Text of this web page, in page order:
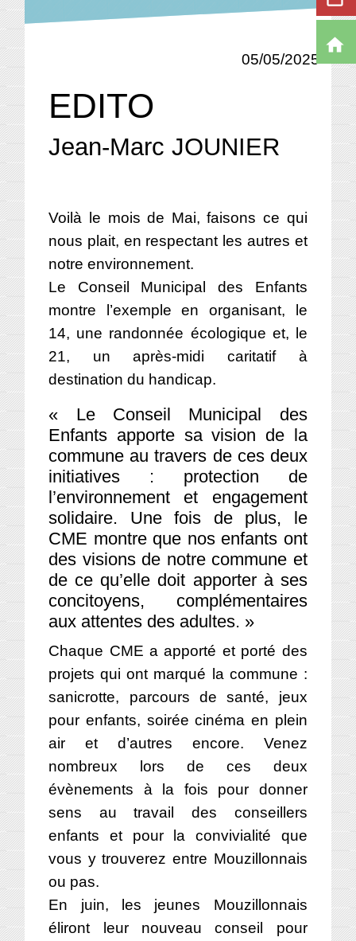
05/05/2025
EDITO
Jean-Marc JOUNIER
Voilà le mois de Mai, faisons ce qui
nous plait, en respectant les autres et
notre environnement.
Le Conseil Municipal des Enfants
montre l’exemple en organisant, le
14, une randonnée écologique et, le
21, un après-midi caritatif à
destination du handicap.
« Le Conseil Municipal des
Enfants apporte sa vision de la
commune au travers de ces deux
initiatives : protection de
l’environnement et engagement
solidaire. Une fois de plus, le
CME montre que nos enfants ont
des visions de notre commune et
de ce qu’elle doit apporter à ses
concitoyens, complémentaires
aux attentes des adultes. »
Chaque CME a apporté et porté des
projets qui ont marqué la commune :
sanicrotte, parcours de santé, jeux
pour enfants, soirée cinéma en plein
air et d’autres encore. Venez
nombreux lors de ces deux
évènements à la fois pour donner
sens au travail des conseillers
enfants et pour la convivialité que
vous y trouverez entre Mouzillonnais
ou pas.
En juin, les jeunes Mouzillonnais
éliront leur nouveau conseil pour
home